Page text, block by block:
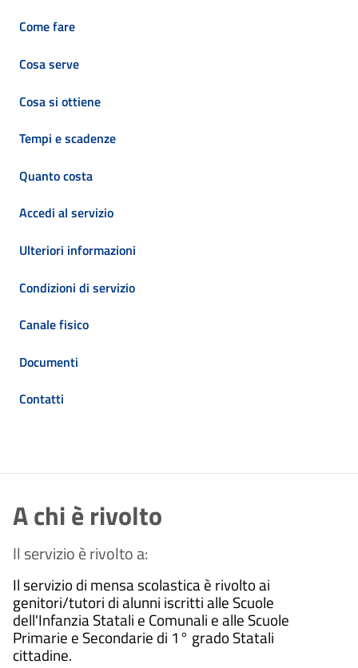
Come fare
Cosa serve
Cosa si ottiene
Tempi e scadenze
Quanto costa
Accedi al servizio
Ulteriori informazioni
Condizioni di servizio
Canale fisico
Documenti
Contatti
A chi è rivolto
Il servizio è rivolto a:
Il servizio di mensa scolastica è rivolto ai
genitori/tutori di alunni iscritti alle Scuole
dell'Infanzia Statali e Comunali e alle Scuole
Primarie e Secondarie di 1° grado Statali
cittadine.